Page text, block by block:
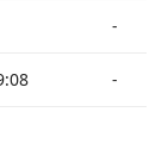
-
-